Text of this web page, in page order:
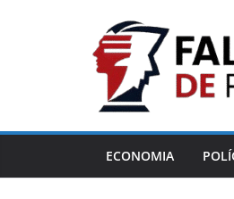
ECONOMIA